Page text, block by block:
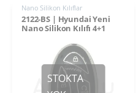
Nano Silikon Kılıflar
2122-BS | Hyundai Yeni
Nano Silikon Kılıfı 4+1